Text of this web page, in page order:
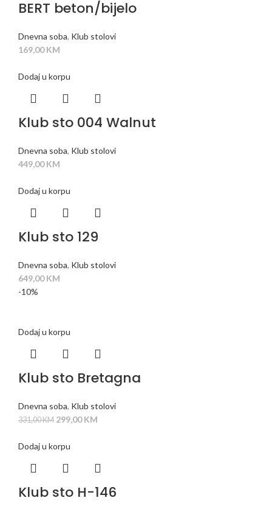
BERT beton/bijelo
Dnevna soba, Klub stolovi
169,00KM
Dodaj u korpu
Klub sto 004 Walnut
Dnevna soba, Klub stolovi
449,00KM
Dodaj u korpu
Klub sto 129
Dnevna soba, Klub stolovi
649,00KM
-10%
Dodaj u korpu
Klub sto Bretagna
Dnevna soba, Klub stolovi
331,00KM 299,00KM
Dodaj u korpu
Klub sto H-146